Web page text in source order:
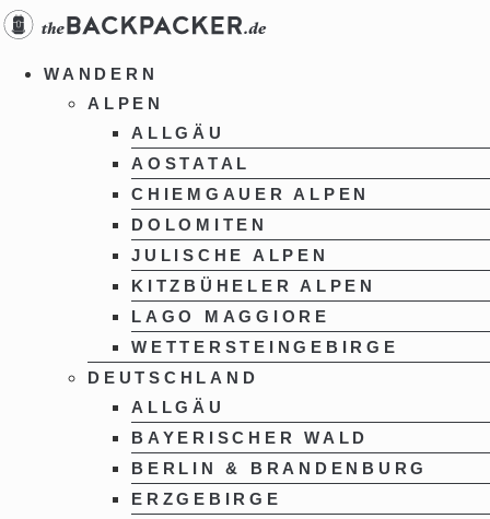
Zum
Inhalt
springenWANDERN
ALPEN
ALLGÄU
AOSTATAL
CHIEMGAUER ALPEN
DOLOMITEN
JULISCHE ALPEN
KITZBÜHELER ALPEN
LAGO MAGGIORE
WETTERSTEINGEBIRGE
DEUTSCHLAND
ALLGÄU
BAYERISCHER WALD
BERLIN & BRANDENBURG
ERZGEBIRGE